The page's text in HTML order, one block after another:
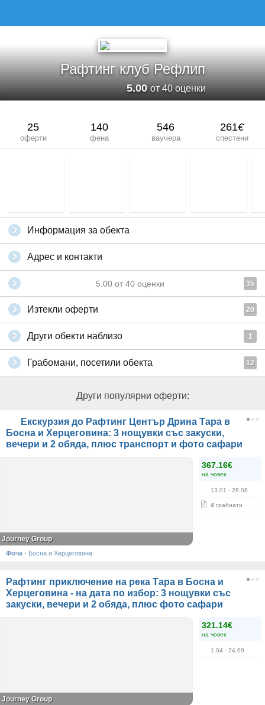
Рафтинг клуб Рефлип
5.00от 40 оценки
25
оферти
140
фена
546
ваучера
261€
спестени
Информация за обекта
Адрес и контакти
5.00 от 40 оценки 35
Изтекли оферти 20
Други обекти наблизо 1
Грабомани, посетили обекта 12
Други популярни оферти:
Екскурзия до Рафтинг Център Дрина Тара в
Босна и Херцеговина: 3 нощувки със закуски,
вечери и 2 обяда, плюс транспорт и фото сафари
367.16€
на човек
13.01 - 28.08
4 грабнати
Journey Group
Фоча · Босна и Херцеговина
Рафтинг приключение на река Тара в Босна и
Херцеговина - на дата по избор: 3 нощувки със
закуски, вечери и 2 обяда, плюс фото сафари
321.14€
на човек
1.04 - 24.09
Journey Group